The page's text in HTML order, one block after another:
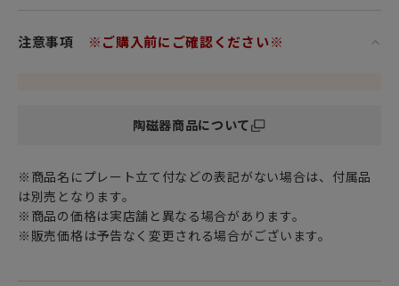
なお皿です。
家族や恋人との団らん、朝食といった食事のシーンなど
キッチンにさりげなく置いたり
カップボードにオブジェとして飾っていただくだけで
ムーミン谷を訪れた気分をお楽しみ頂ける可愛いデザインで
注意事項 ※ご購入前にご確認ください※
陶磁器商品について
※商品名にプレート立て付などの表記がない場合は、付属品
は別売となります。
※商品の価格は実店舗と異なる場合があります。
※販売価格は予告なく変更される場合がございます。